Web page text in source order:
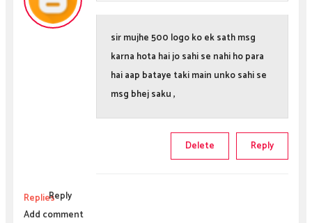
sir mujhe 500 logo ko ek sath msg
karna hota hai jo sahi se nahi ho para
hai aap bataye taki main unko sahi se
msg bhej saku ,
Reply
Delete
RepliesReply
Add comment